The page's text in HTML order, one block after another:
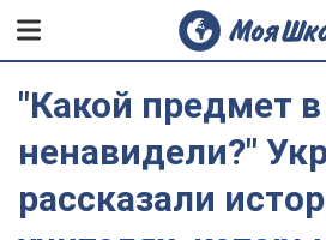
"Какой предмет
ненавидели?"
рассказали